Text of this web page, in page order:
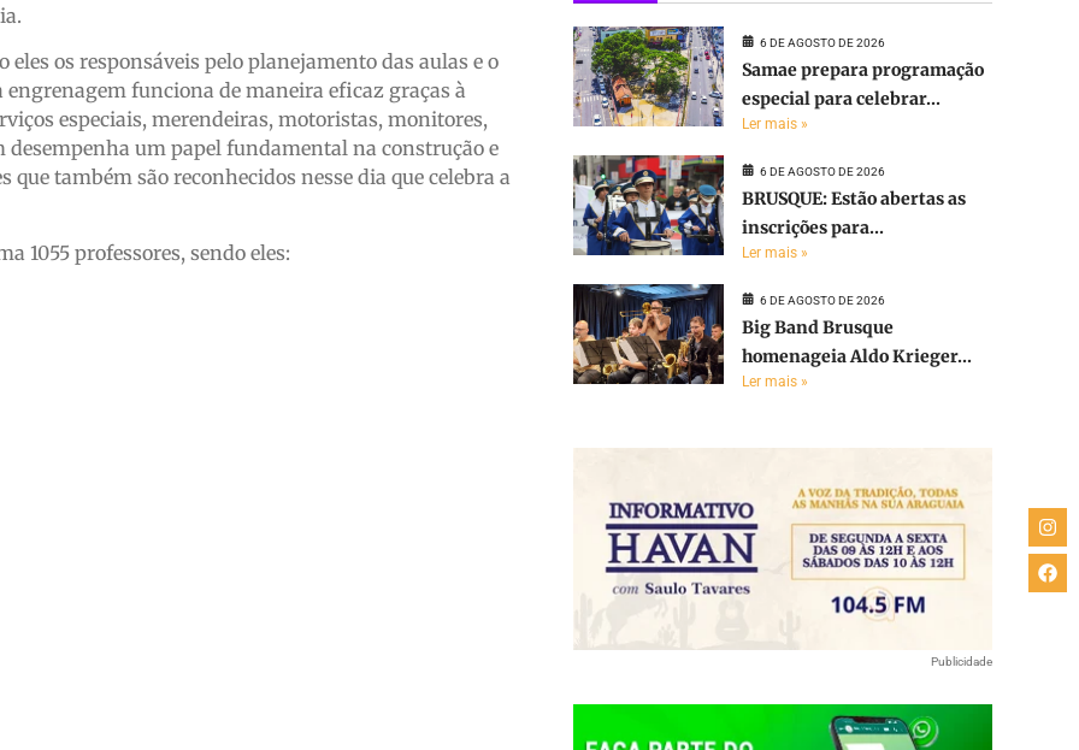
eles os responsáveis pelo planejamento das aulas e o
funciona de maneira eficaz graças à
especiais, merendeiras, motoristas, monitores,
desempenha um papel fundamental na construção e
também são reconhecidos nesse dia que celebra a
1055 professores, sendo eles:
6 DE AGOSTO DE 2026
Samae prepara programação
especial para celebrar...
Ler mais »
6 DE AGOSTO DE 2026
BRUSQUE: Estão abertas as
inscrições para...
Ler mais »
6 DE AGOSTO DE 2026
Big Band Brusque
homenageia Aldo Krieger...
Ler mais »
Publicidade